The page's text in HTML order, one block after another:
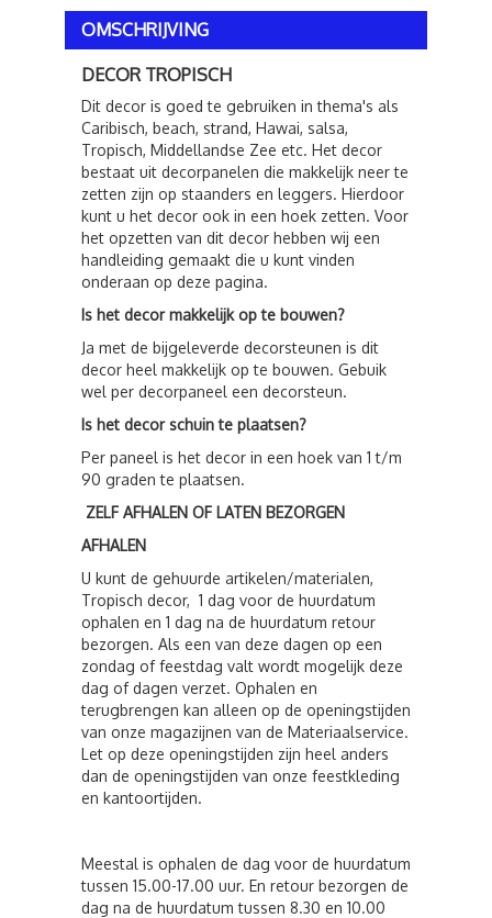
OMSCHRIJVING
DECOR TROPISCH
Dit decor is goed te gebruiken in thema's als
Caribisch, beach, strand, Hawai, salsa,
Tropisch, Middellandse Zee etc. Het decor
bestaat uit decorpanelen die makkelijk neer te
zetten zijn op staanders en leggers. Hierdoor
kunt u het decor ook in een hoek zetten. Voor
het opzetten van dit decor hebben wij een
handleiding gemaakt die u kunt vinden
onderaan op deze pagina.
Is het decor makkelijk op te bouwen?
Ja met de bijgeleverde decorsteunen is dit
decor heel makkelijk op te bouwen. Gebuik
wel per decorpaneel een decorsteun.
Is het decor schuin te plaatsen?
Per paneel is het decor in een hoek van 1 t/m
90 graden te plaatsen.
ZELF AFHALEN OF LATEN BEZORGEN
AFHALEN
U kunt de gehuurde artikelen/materialen,
Tropisch decor, 1 dag voor de huurdatum
ophalen en 1 dag na de huurdatum retour
bezorgen. Als een van deze dagen op een
zondag of feestdag valt wordt mogelijk deze
dag of dagen verzet. Ophalen en
terugbrengen kan alleen op de openingstijden
van onze magazijnen van de Materiaalservice.
Let op deze openingstijden zijn heel anders
dan de openingstijden van onze feestkleding
en kantoortijden.
Meestal is ophalen de dag voor de huurdatum
tussen 15.00-17.00 uur. En retour bezorgen de
dag na de huurdatum tussen 8.30 en 10.00